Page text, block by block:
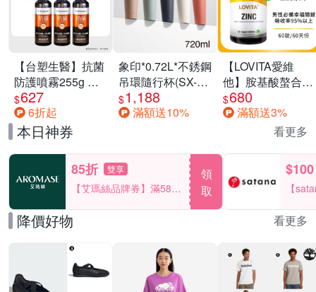
【台塑生醫】抗菌
防護噴霧255g 三
入組
$627
6折起
象印*0.72L*不銹鋼
吊環隨行杯(SX-
LA72H)
$1,188
滿額送10%
【LOVITA愛維
他】胺基酸螯合鋅
x2瓶30mg素食錠
(鋅錠)
$680
滿額送3%
本日神券 看更多
85折 雙享
【艾瑪絲品牌券】滿580
享85折！
領
取
$100
【
一件
降價好物 看更多